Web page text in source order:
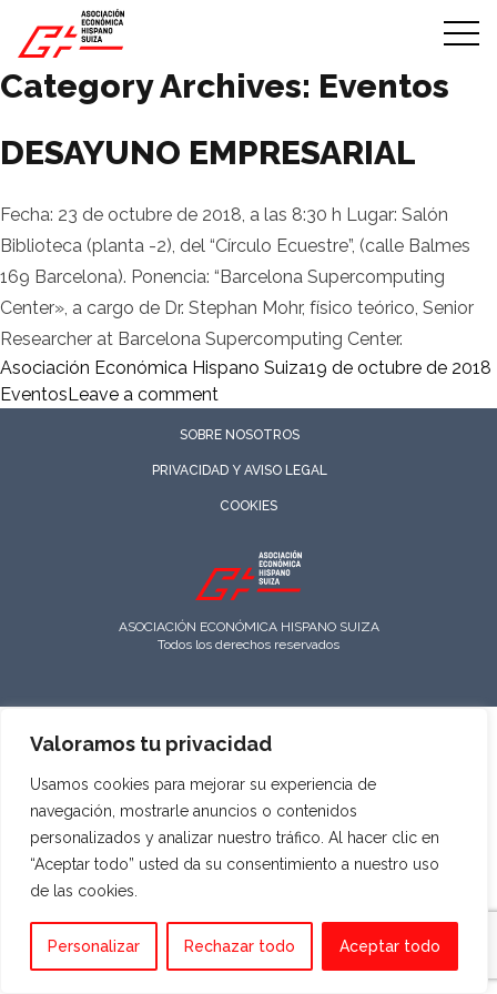
Valoramos tu privacidad
Usamos cookies para mejorar su experiencia de
navegación, mostrarle anuncios o contenidos
personalizados y analizar nuestro tráfico. Al hacer clic en
“Aceptar todo” usted da su consentimiento a nuestro uso
de las cookies.
Personalizar Rechazar todo Aceptar todo
Skip to content
Category Archives: Eventos
DESAYUNO EMPRESARIAL
Fecha: 23 de octubre de 2018, a las 8:30 h Lugar: Salón
Biblioteca (planta -2), del “Círculo Ecuestre”, (calle Balmes
169 Barcelona). Ponencia: “Barcelona Supercomputing
Center», a cargo de Dr. Stephan Mohr, físico teórico, Senior
Researcher at Barcelona Supercomputing Center.
Posted by
Asociación Económica Hispano Suiza19 de octubre de 2018
Eventos Leave a commenton DESAYUNO EMPRESARIAL
SOBRE NOSOTROS
PRIVACIDAD Y AVISO LEGAL
COOKIES
ASOCIACIÓN ECONÓMICA HISPANO SUIZA
Todos los derechos reservados